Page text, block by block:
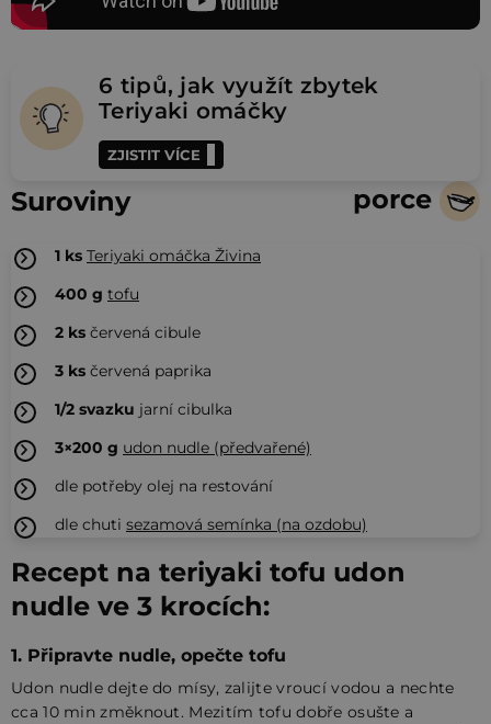
Suroviny porce
1 ks Teriyaki omáčka Živina
400 g tofu
2 ks červená cibule
3 ks červená paprika
1/2 svazku jarní cibulka
3×200 g udon nudle (předvařené)
dle potřeby olej na restování
dle chuti sezamová semínka (na ozdobu)
Recept na teriyaki tofu udon
nudle ve 3 krocích:
1. Připravte nudle, opečte tofu
Udon nudle dejte do mísy, zalijte vroucí vodou a nechte
cca 10 min změknout. Mezitím tofu dobře osušte a
6 tipů, jak využít zbytek
Teriyaki omáčky
ZJISTIT VÍCE